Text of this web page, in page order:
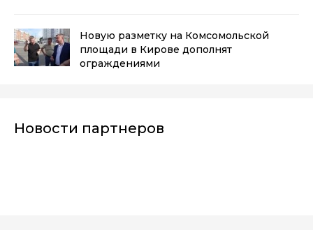
Новую разметку на Комсомольской
площади в Кирове дополнят
ограждениями
Новости партнеров